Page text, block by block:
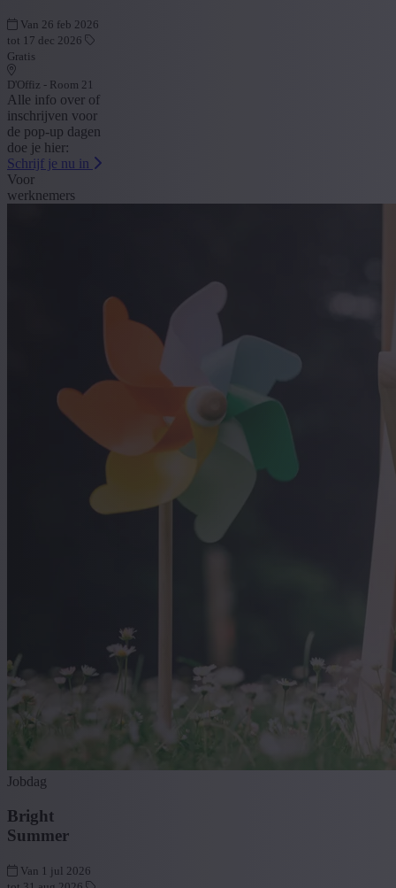
Van 26 feb 2026
tot 17 dec 2026
Gratis
D'Offiz - Room 21
Alle info over of
inschrijven voor
de pop-up dagen
doe je hier:
Schrijf je nu in
Voor
werknemers
Jobdag
Bright
Summer
Van 1 jul 2026